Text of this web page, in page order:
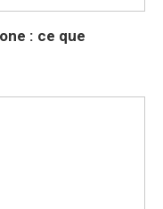
: ce que